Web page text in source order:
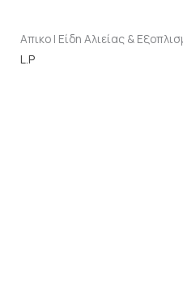
Απικο | Είδη Αλιείας &
L.P